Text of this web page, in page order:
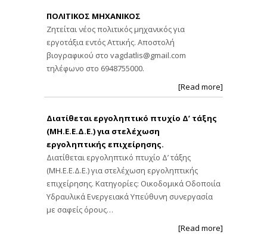
ΠΟΛΙΤΙΚΟΣ ΜΗΧΑΝΙΚΟΣ
Ζητείται νέος πολιτικός μηχανικός για
εργοτάξια εντός Αττικής. Αποστολή
βιογραφικού στο vagdatlis@gmail.com
τηλέφωνο στο 6948755000.
[Read more]
Διατίθεται εργοληπτικό πτυχίο Δ’ τάξης
(ΜΗ.Ε.Ε.Δ.Ε.) για στελέχωση
εργοληπτικής επιχείρησης.
Διατίθεται εργοληπτικό πτυχίο Δ’ τάξης
(ΜΗ.Ε.Ε.Δ.Ε.) για στελέχωση εργοληπτικής
επιχείρησης. Κατηγορίες: Οικοδομικά Οδοποιία
Υδραυλικά Ενεργειακά Υπεύθυνη συνεργασία
με σαφείς όρους…
[Read more]